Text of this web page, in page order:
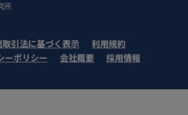
所
引法に基づく表示
利用規約
ーポリシー
会社概要 採用情報